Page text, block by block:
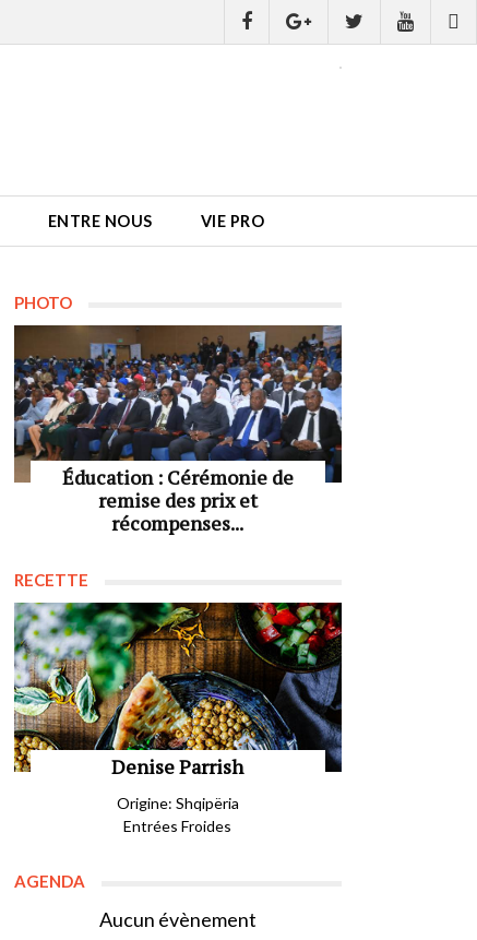
ENTRE NOUS VIE PRO
PHOTO
Éducation : Cérémonie de
remise des prix et
récompenses...
RECETTE
Denise Parrish
Origine: Shqipëria
Entrées Froides
AGENDA
Aucun évènement